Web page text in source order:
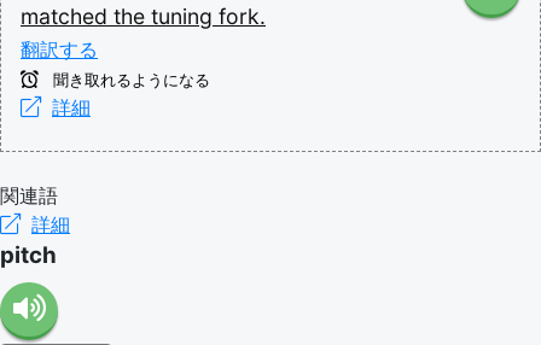
matched the tuning fork.
翻訳する
聞き取れるようになる
詳細
関連語
詳細
pitch